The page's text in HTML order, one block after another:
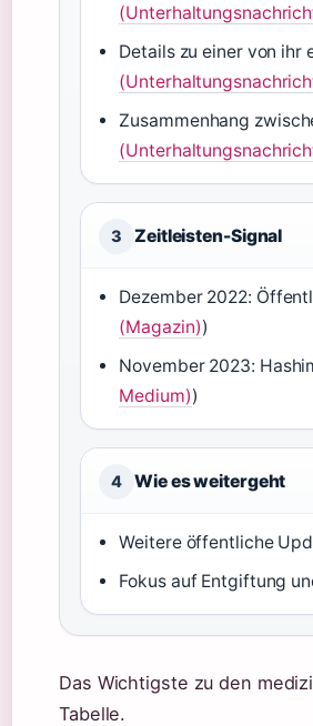
Details zu einer von ihr
Zusammenhang
3 Zeitleisten-Signal
Dezember 2022:
(Magazin))
November 2023:
Medium))
4 Wie es weitergeht
Weitere öffentliche
Fokus auf Entgiftung
Das Wichtigste zu den
Tabelle.